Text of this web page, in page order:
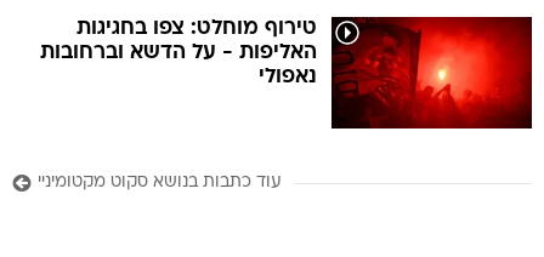
טירוף מוחלט: צפו בחגיגות
האליפות - על הדשא וברחובות
נאפולי
עוד כתבות בנושא סקוט מקטומיניי